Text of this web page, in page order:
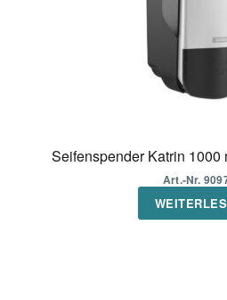
Seifenspender Katrin 1000
Art.-Nr.